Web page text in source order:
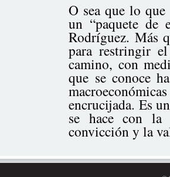
O sea que lo
un “paquete
Rodríguez. Más
para restringir
camino, con
que se conoce
encrucijada. Es
se hace con la
convicción y la